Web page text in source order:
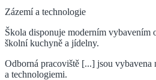
Zázemí a technologie
Škola disponuje moderním vybavením
školní kuchyně a jídelny.
Odborná pracoviště [...] jsou vybavena
a technologiemi.